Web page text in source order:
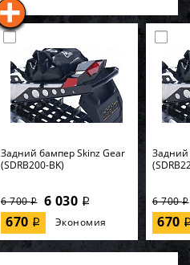
Задний бампер Skinz Gear
(SDRB200-BK)
6 700i 6 030 i
670 i Экономия
Задний
6 700i
670